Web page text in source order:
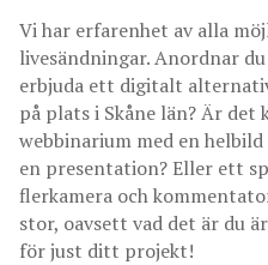
Vi har erfarenhet av alla
livesändningar. Anordnar
erbjuda ett digitalt
på plats i Skåne län? Är det
webbinarium med en
en presentation? Eller ett
flerkamera och
stor, oavsett vad det är du
för just ditt projekt!